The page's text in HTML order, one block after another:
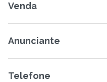
Venda
Anunciante
Telefone